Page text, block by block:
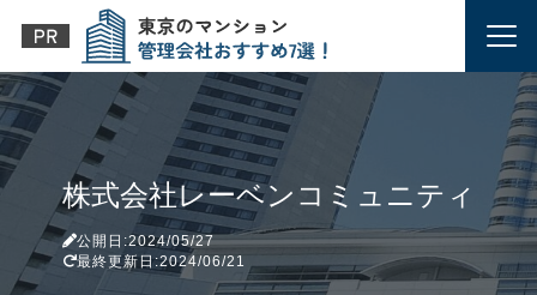
株式会社レーベンコミュニティ
公開日:2024/05/27
最終更新日:2024/06/21